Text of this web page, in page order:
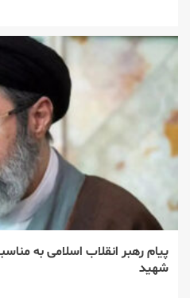
پیام رهبر انقلاب اسلامی به
شهید